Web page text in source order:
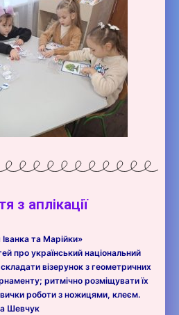
з аплікації
та Марійки»
про український національний
візерунок з геометричних
ритмічно розміщувати їх
роботи з ножицями, клеєм.
Шевчук